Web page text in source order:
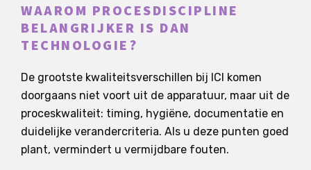
WAAROM PROCESDISCIPLINE
BELANGRIJKER IS DAN
TECHNOLOGIE?
De grootste kwaliteitsverschillen bij ICI komen
doorgaans niet voort uit de apparatuur, maar uit de
proceskwaliteit: timing, hygiëne, documentatie en
duidelijke verandercriteria. Als u deze punten goed
plant, vermindert u vermijdbare fouten.